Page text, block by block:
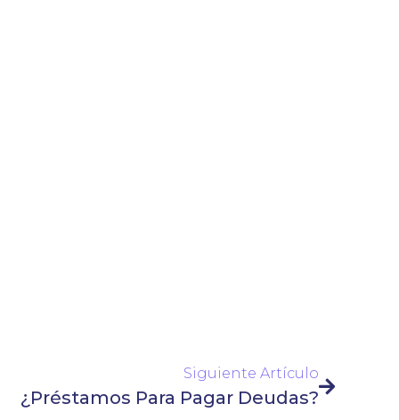
Siguiente Artículo
¿Préstamos Para Pagar Deudas?